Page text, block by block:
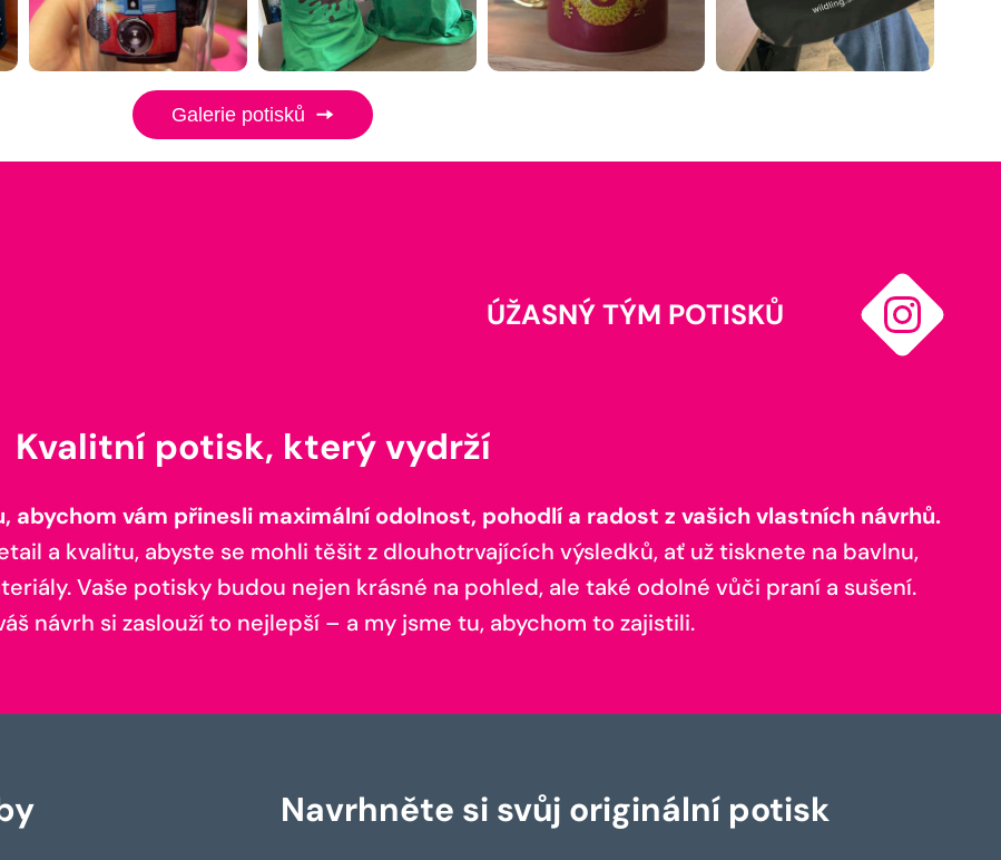
Galerie potisků
ÚŽASNÝ TÝM POTISKŮ
Kvalitní potisk, který vydrží
vám přinesli maximální odolnost, pohodlí a radost z vašich vlastních návrhů.
a kvalitu, abyste se mohli těšit z dlouhotrvajících výsledků, ať už tisknete na bavlnu,
Vaše potisky budou nejen krásné na pohled, ale také odolné vůči praní a sušení.
návrh si zaslouží to nejlepší – a my jsme tu, abychom to zajistili.
Navrhněte si svůj originální potisk